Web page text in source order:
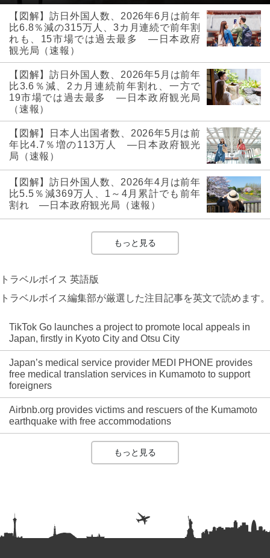
【図解】訪日外国人数、2026年6月は前年
比6.8％減の315万人、3カ月連続で前年割
れも、15市場では過去最多 ―日本政府
観光局（速報）
【図解】訪日外国人数、2026年5月は前年
比3.6％減、2カ月連続前年割れ、一方で
19市場では過去最多 ―日本政府観光局
（速報）
【図解】日本人出国者数、2026年5月は前
年比4.7％増の113万人 ―日本政府観光
局（速報）
【図解】訪日外国人数、2026年4月は前年
比5.5％減369万人、1～4月累計でも前年
割れ ―日本政府観光局（速報）
もっと見る
トラベルボイス 英語版
トラベルボイス編集部が厳選した注目記事を英文で読めます。
TikTok Go launches a project to promote local appeals in
Japan, firstly in Kyoto City and Otsu City
Japan’s medical service provider MEDI PHONE provides
free medical translation services in Kumamoto to support
foreigners
Airbnb.org provides victims and rescuers of the Kumamoto
earthquake with free accommodations
もっと見る